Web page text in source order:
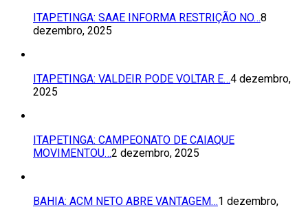
ITAPETINGA: SAAE INFORMA RESTRIÇÃO NO…8
dezembro, 2025
ITAPETINGA: VALDEIR PODE VOLTAR E…4 dezembro,
2025
ITAPETINGA: CAMPEONATO DE CAIAQUE
MOVIMENTOU…2 dezembro, 2025
BAHIA: ACM NETO ABRE VANTAGEM…1 dezembro,